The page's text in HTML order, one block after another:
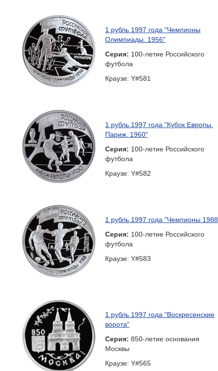
1 рубль 1997 года "Чемпионы
Олимпиады. 1956"
Серия: 100-летие Российского
футбола
Краузе: Y#581
1 рубль 1997 года "Кубок Европы.
Париж. 1960"
Серия: 100-летие Российского
футбола
Краузе: Y#582
1 рубль 1997 года "Чемпионы
Серия: 100-летие Российского
футбола
Краузе: Y#583
1 рубль 1997 года "Воскресенские
ворота"
Серия: 850-летие основания
Москвы
Краузе: Y#565